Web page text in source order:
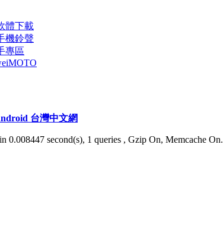
體下載
機鈴聲
專區
MOTO
台灣中文網
0.008447 second(s), 1 queries , Gzip On, Memcache On.